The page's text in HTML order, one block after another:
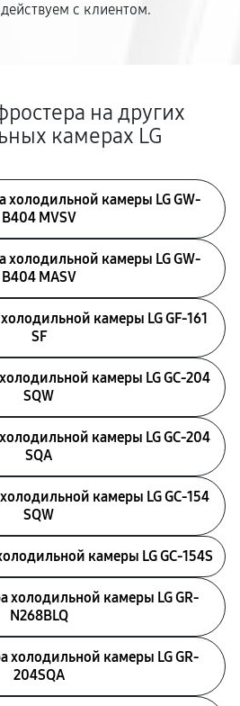
с клиентом.
на других
камерах LG
холодильной камеры LG GW-
B404 MVSV
холодильной камеры LG GW-
B404 MASV
камеры LG GF-161
SF
камеры LG GC-204
SQW
камеры LG GC-204
SQA
камеры LG GC-154
SQW
камеры LG GC-154S
холодильной камеры LG GR-
N268BLQ
холодильной камеры LG GR-
204SQA